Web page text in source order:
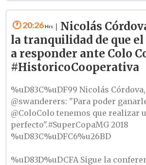
20:26
Nicolás
la tranquilidad de que el
a responder ante Colo
#HistoricoCooperativa
%uD83C%uDF99 Nicolás
@swanderers: "Para poder
@ColoColo tenemos que realizar
perfecto".#SuperCopaMG 2018
%uD83C%uDFC6%u26BD
%uD83D%uDCFA Sigue la